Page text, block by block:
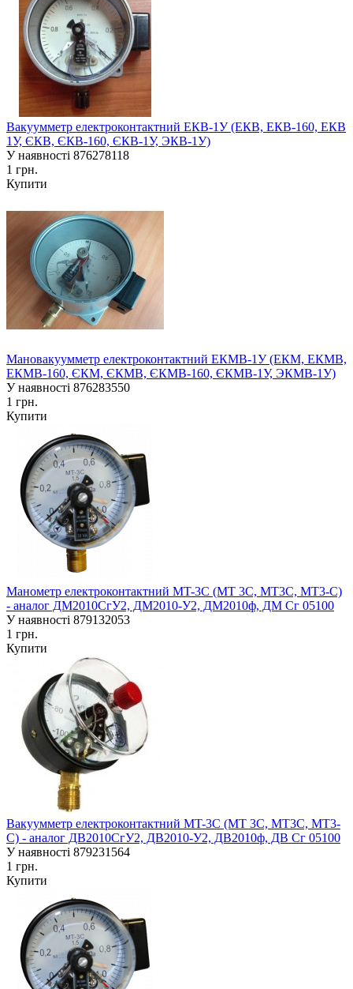
Вакуумметр електроконтактний ЕКВ-1У (ЕКВ, ЕКВ-160, ЕКВ
1У, ЄКВ, ЄКВ-160, ЄКВ-1У, ЭКВ-1У)
У наявності 876278118
1 грн.
Купити
Мановакуумметр електроконтактний ЕКМВ-1У (ЕКМ, ЕКМВ,
ЕКМВ-160, ЄКМ, ЄКМВ, ЄКМВ-160, ЄКМВ-1У, ЭКМВ-1У)
У наявності 876283550
1 грн.
Купити
Манометр електроконтактний MT-3C (MT 3C, MT3C, MT3-С)
- аналог ДМ2010СгУ2, ДМ2010-У2, ДМ2010ф, ДМ Сг 05100
У наявності 879132053
1 грн.
Купити
Вакуумметр електроконтактний MT-3C (MT 3C, MT3C, MT3-
С) - аналог ДВ2010СгУ2, ДВ2010-У2, ДВ2010ф, ДВ Сг 05100
У наявності 879231564
1 грн.
Купити